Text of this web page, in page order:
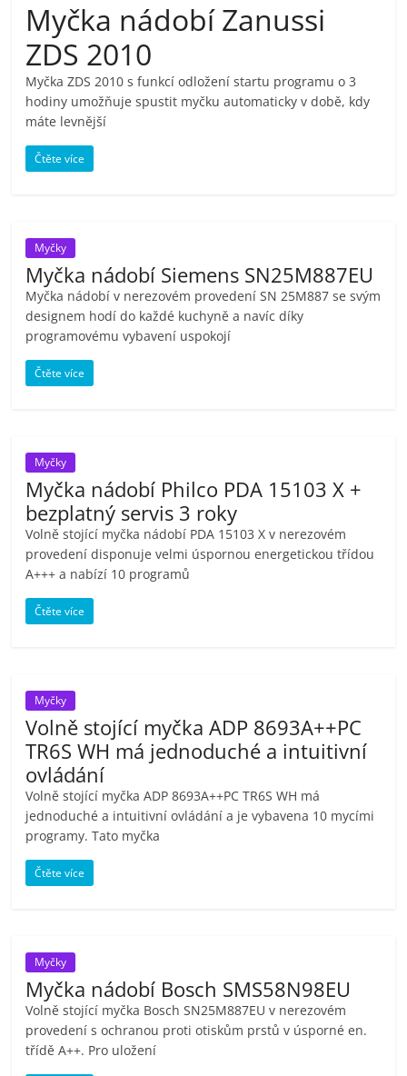
pračky,
televize,
notebooky,
mobilní
telefony,
kávovary,
bazény
Nejlepší
recenze,
pračky,
televize,
notebooky,
mobilní
telefony,
kávovary,
Myčka nádobí Zanussi
ZDS 2010
Myčka ZDS 2010 s funkcí odložení startu programu o 3
hodiny umožňuje spustit myčku automaticky v době, kdy
máte levnější
Čtěte více
Myčky
Myčka nádobí Siemens SN25M887EU
Myčka nádobí v nerezovém provedení SN 25M887 se svým
designem hodí do každé kuchyně a navíc díky
programovému vybavení uspokojí
Čtěte více
Myčky
Myčka nádobí Philco PDA 15103 X +
bezplatný servis 3 roky
Volně stojící myčka nádobí PDA 15103 X v nerezovém
provedení disponuje velmi úspornou energetickou třídou
A+++ a nabízí 10 programů
Čtěte více
Myčky
Volně stojící myčka ADP 8693A++PC
TR6S WH má jednoduché a intuitivní
ovládání
Volně stojící myčka ADP 8693A++PC TR6S WH má
jednoduché a intuitivní ovládání a je vybavena 10 mycími
programy. Tato myčka
Čtěte více
Myčky
Myčka nádobí Bosch SMS58N98EU
Volně stojící myčka Bosch SN25M887EU v nerezovém
provedení s ochranou proti otiskům prstů v úsporné en.
třídě A++. Pro uložení